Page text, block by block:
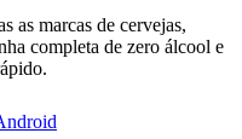
as marcas de cervejas,
completa de zero álcool e